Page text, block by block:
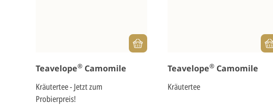
Teavelope® Camomile
Kräutertee - Jetzt zum
Probierpreis!
Teavelope®Camomile
Kräutertee